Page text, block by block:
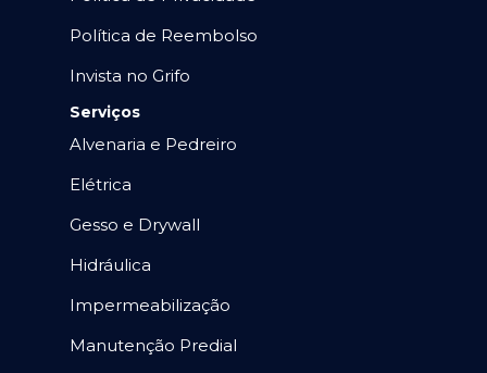
Política de Reembolso
Invista no Grifo
Serviços
Alvenaria e Pedreiro
Elétrica
Gesso e Drywall
Hidráulica
Impermeabilização
Manutenção Predial